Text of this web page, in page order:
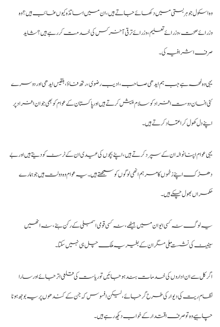
اسکول جو ہر بستی میں دکھائے جاتے ہیں، ان میں اساتذہ کیوں غائب ہیں؟ وہ
صحت، وزرائے تعلیم، وزرائے ترقی آخرکس کی خدمت کر رہے ہیں؟ شاید
اشرافیہ کی۔
وہ لمحہ ہے جب ہم ایدھی صاحب، ادیب رضوی، رتھ فاؤ، بلقیس ایدھی اور دوسرے
انسان دوست افراد کو سلام پیش کرتے ہیں اور پاکستان کے عوام کو بھی جو ان افراد پر
دل کھول کر اعتماد کرتے ہیں۔
عوام اپنا نوالہ ان کے سپرد کرتے ہیں، اپنے بچوں کی عیدی ان کے ٹرسٹ کو دیتے ہیں اور بے
اپنے زخموں کا مرہم انھی لوگوں کو سمجھتے ہیں۔ یہ عوام وہ دولت ہیں جو ہمارے
بھول چکے ہیں۔
لوگ نہ کسی ایوان میں بیٹھے، نہ کسی قومی اسمبلی کے رکن بنے، نہ انھیں
کی نشست ملی مگر ان کے بغیر یہ ملک چل ہی نہیں سکتا۔
کل سے ان اداروں کی خدمات بند ہو جائیں تو ریاست کی قلعی اتر جائے اور سارا
ریت کی دیوارکی طرح گرجائے، لیکن افسوس کہ جن کے کندھوں پر یہ بوجھ ہونا
وہ تو صرف اقتدارکے خواب دیکھ رہے ہیں۔